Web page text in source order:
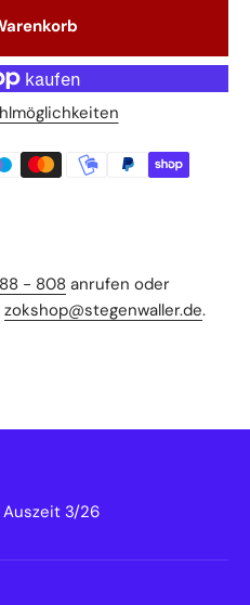
- 808 anrufen oder
zokshop@stegenwaller.de.
3/26